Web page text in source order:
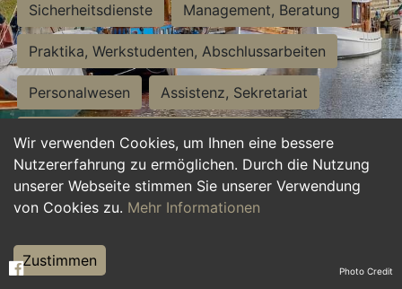
Wir verwenden Cookies, um Ihnen eine bessere
Nutzererfahrung zu ermöglichen. Durch die Nutzung
unserer Webseite stimmen Sie unserer Verwendung
von Cookies zu. Mehr Informationen
Zustimmen
Sicherheitsdienste Management, Beratung
Praktika, Werkstudenten, Abschlussarbeiten
Personalwesen Assistenz, Sekretariat
Hilfskräfte, Aushilfs- und Nebenjobs
Einkauf, Logistik, Materialwirtschaft
Weiterbildung, Studium, duale Ausbildung
Tourismus
Photo Credit